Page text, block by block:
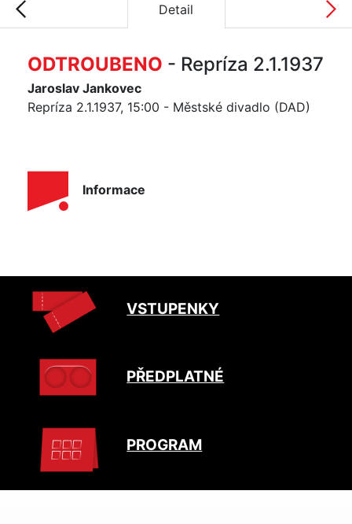
Detail
ODTROUBENO - Repríza 2.1.1937
Jaroslav Jankovec
Repríza 2.1.1937, 15:00 - Městské divadlo (DAD)
Informace
VSTUPENKY
PŘEDPLATNÉ
PROGRAM